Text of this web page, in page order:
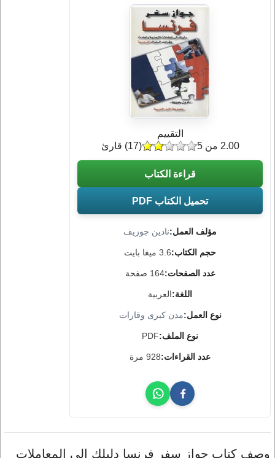
مؤلف العمل:نادين جوزيف
حجم الكتاب:3.6 ميغا بايت
عدد الصفحات:164 صفحة
اللغة:العربية
نوع العمل:مدن كبرى وقارات
نوع الملف:PDF
عدد القراءات:928 مرة
التقييم
(
17) قارئ 2.00 من 5
قراءة الكتاب
تحميل الكتاب PDF
وصف كتاب جواز سفر فرنسا دليلك إلى المعاملات